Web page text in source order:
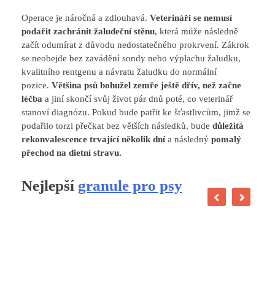
Operace je náročná a zdlouhavá. Veterináři se nemusí
podařit zachránit žaludeční stěnu, která může následně
začít odumírat z důvodu nedostatečného prokrvení. Zákrok
se neobejde bez zavádění sondy nebo výplachu žaludku,
kvalitního rentgenu a návratu žaludku do normální
pozice. Většina psů bohužel zemře ještě dřív, než začne
léčba a jiní skončí svůj život pár dnů poté, co veterinář
stanoví diagnózu. Pokud bude patřit ke šťastlivcům, jimž se
podařilo torzi přečkat bez větších následků, bude důležitá
rekonvalescence trvající několik dní a následný pomalý
přechod na dietní stravu.
Nejlepší granule pro psy